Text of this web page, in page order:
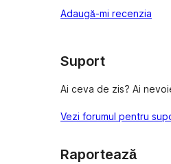
Adaugă-mi recenzia
Suport
Ai ceva de zis? Ai
Vezi forumul pentru
Raportează